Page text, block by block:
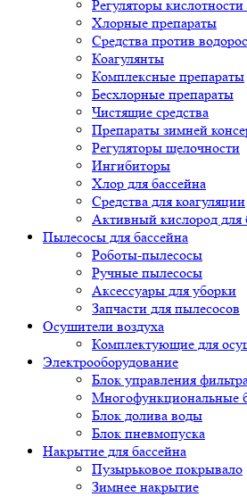
Регуляторы кислотности
Хлорные препараты
Средства против
Коагулянты
Комплексные препараты
Бесхлорные препараты
Чистящие средства
Препараты зимней
Регуляторы щелочности
Ингибиторы
Хлор для бассейна
Средства для коагуляции
Активный кислород для
Пылесосы для бассейна
Роботы-пылесосы
Ручные пылесосы
Аксессуары для уборки
Запчасти для пылесосов
Осушители воздуха
Комплектующие для
Электрооборудование
Блок управления
Многофункциональные
Блок долива воды
Блок пневмопуска
Накрытие для бассейна
Пузырьковое покрывало
Зимнее накрытие